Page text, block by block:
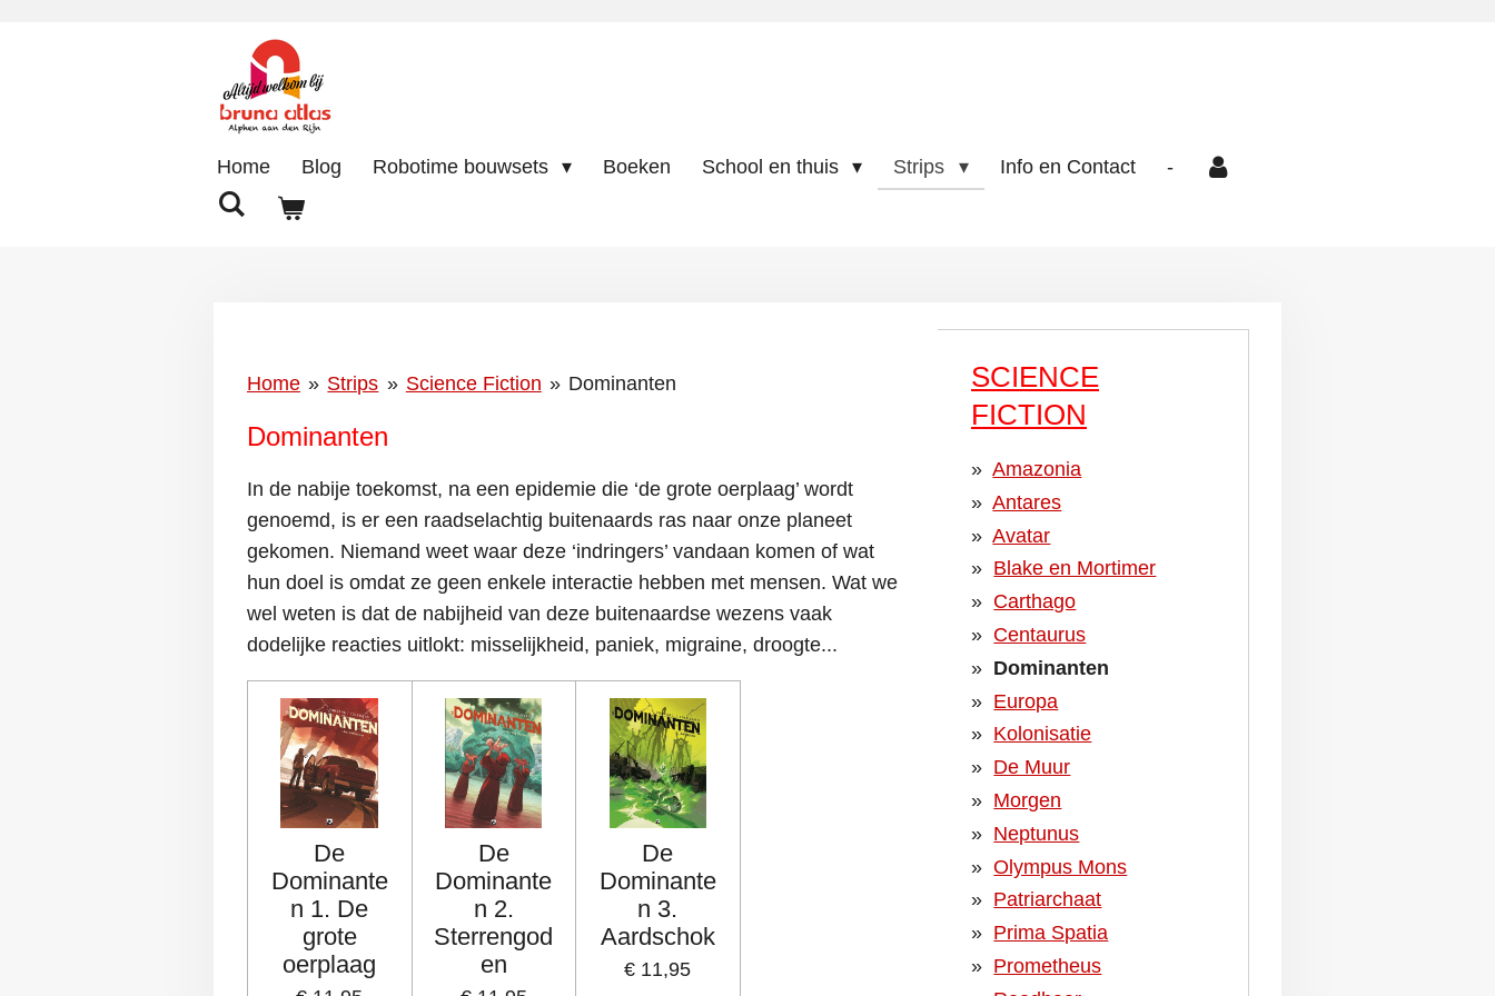
Home Blog Robotime bouwsets Boeken School en thuis Strips Info en Contact -
Home » Strips » Science Fiction » Dominanten
Dominanten
In de nabije toekomst, na een epidemie die ‘de grote oerplaag’ wordt
genoemd, is er een raadselachtig buitenaards ras naar onze planeet
gekomen. Niemand weet waar deze ‘indringers’ vandaan komen of wat
hun doel is omdat ze geen enkele interactie hebben met mensen. Wat we
wel weten is dat de nabijheid van deze buitenaardse wezens vaak
dodelijke reacties uitlokt: misselijkheid, paniek, migraine, droogte...
De
Dominante
n 1. De
grote
oerplaag
De
Dominante
n 2.
Sterrengod
en
De
Dominante
n 3.
Aardschok
€ 11,95
SCIENCE
FICTION
Amazonia
Antares
Avatar
Blake en Mortimer
Carthago
Centaurus
Dominanten
Europa
Kolonisatie
De Muur
Morgen
Neptunus
Olympus Mons
Patriarchaat
Prima Spatia
Prometheus